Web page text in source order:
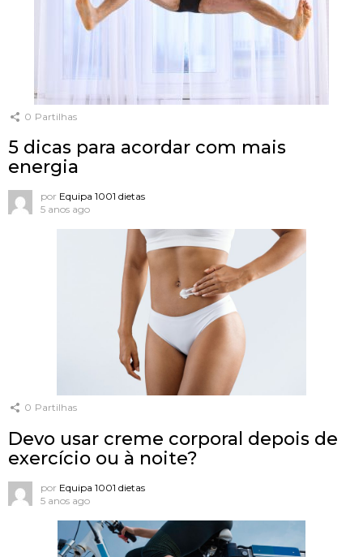
0 Partilhas
5 dicas para acordar com mais
energia
por Equipa 1001 dietas
5 anos ago
0 Partilhas
Devo usar creme corporal depois de
exercício ou à noite?
por Equipa 1001 dietas
5 anos ago